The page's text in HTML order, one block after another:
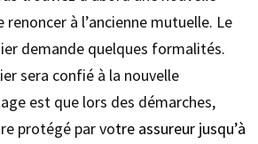
renoncer à l’ancienne mutuelle. Le
demande quelques formalités.
sera confié à la nouvelle
est que lors des démarches,
protégé par votre assureur jusqu’à